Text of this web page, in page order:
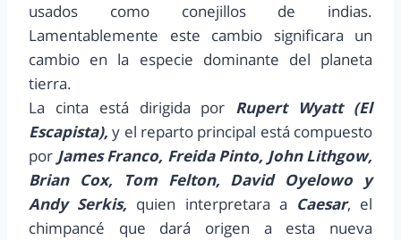
usados como conejillos de indias.
Lamentablemente este cambio significara un
cambio en la especie dominante del planeta
tierra.
La cinta está dirigida por Rupert Wyatt (El
Escapista), y el reparto principal está compuesto
por James Franco, Freida Pinto, John Lithgow,
Brian Cox, Tom Felton, David Oyelowo y
Andy Serkis, quien interpretara a Caesar, el
chimpancé que dará origen a esta nueva